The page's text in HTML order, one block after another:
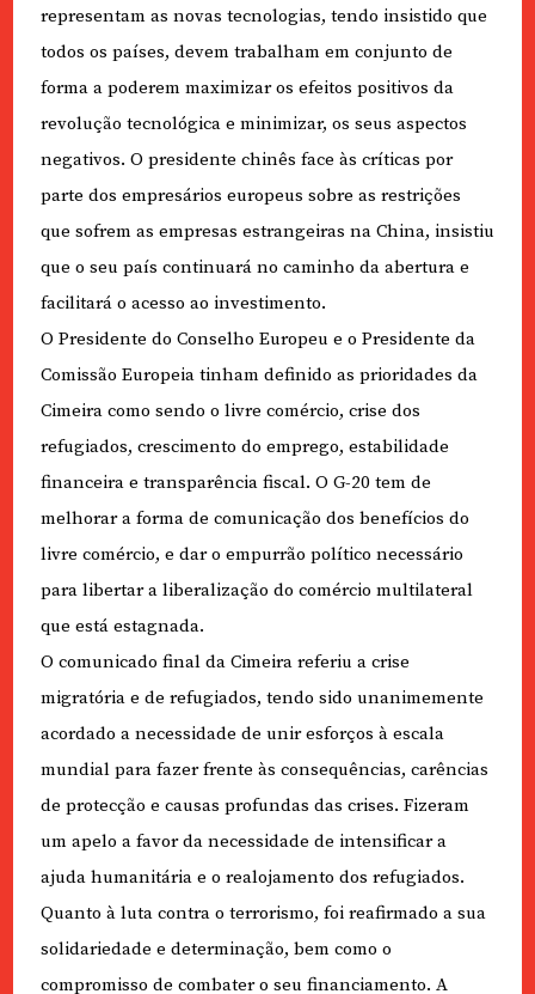
representam as novas tecnologias, tendo insistido que
todos os países, devem trabalham em conjunto de
forma a poderem maximizar os efeitos positivos da
revolução tecnológica e minimizar, os seus aspectos
negativos. O presidente chinês face às críticas por
parte dos empresários europeus sobre as restrições
que sofrem as empresas estrangeiras na China, insistiu
que o seu país continuará no caminho da abertura e
facilitará o acesso ao investimento.
O Presidente do Conselho Europeu e o Presidente da
Comissão Europeia tinham definido as prioridades da
Cimeira como sendo o livre comércio, crise dos
refugiados, crescimento do emprego, estabilidade
financeira e transparência fiscal. O G-20 tem de
melhorar a forma de comunicação dos benefícios do
livre comércio, e dar o empurrão político necessário
para libertar a liberalização do comércio multilateral
que está estagnada.
O comunicado final da Cimeira referiu a crise
migratória e de refugiados, tendo sido unanimemente
acordado a necessidade de unir esforços à escala
mundial para fazer frente às consequências, carências
de protecção e causas profundas das crises. Fizeram
um apelo a favor da necessidade de intensificar a
ajuda humanitária e o realojamento dos refugiados.
Quanto à luta contra o terrorismo, foi reafirmado a sua
solidariedade e determinação, bem como o
compromisso de combater o seu financiamento. A